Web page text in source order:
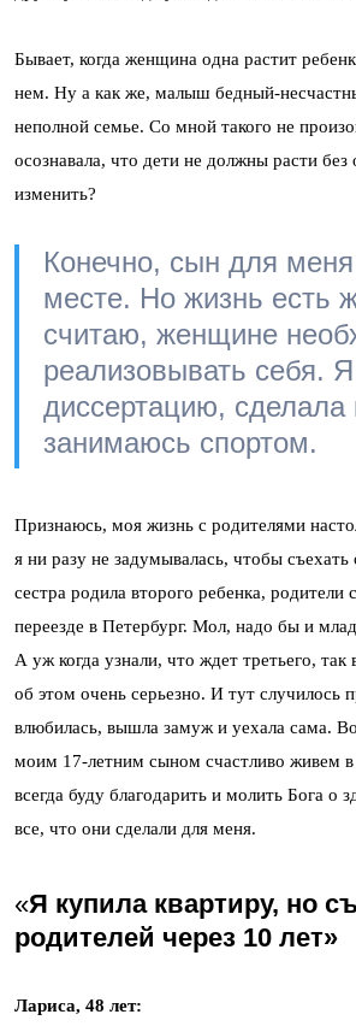
Бывает, когда женщина одна растит
нем. Ну а как же, малыш бедный-
неполной семье. Со мной такого не
осознавала, что дети не должны расти без
изменить?
Конечно, сын для
месте. Но жизнь есть
считаю, женщине
реализовывать себя.
диссертацию, сделала
занимаюсь спортом.
Признаюсь, моя жизнь с родителями
я ни разу не задумывалась, чтобы съехать
сестра родила второго ребенка, родители
переезде в Петербург. Мол, надо бы и
А уж когда узнали, что ждет третьего, так
об этом очень серьезно. И тут случилось
влюбилась, вышла замуж и уехала сама.
моим 17-летним сыном счастливо живем
всегда буду благодарить и молить Бога о
все, что они сделали для меня.
«Я купила квартиру, но
родителей через 10 лет»
Лариса, 48 лет: